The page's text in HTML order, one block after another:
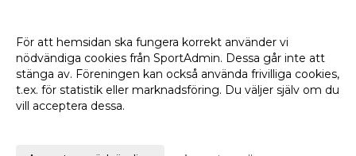
För att hemsidan ska fungera korrekt använder vi
nödvändiga cookies från SportAdmin. Dessa går inte att
stänga av. Föreningen kan också använda frivilliga cookies,
t.ex. för statistik eller marknadsföring. Du väljer själv om du
vill acceptera dessa.